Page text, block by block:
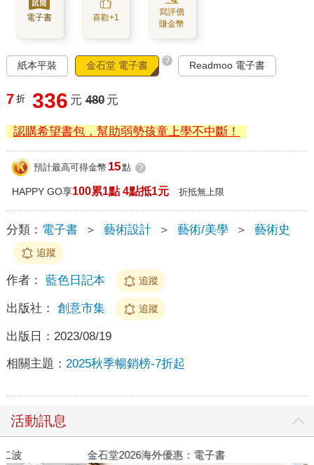
電子書 喜歡+1
寫評價
賺金幣
紙本平裝 金石堂 電子書 ? Readmoo 電子書
7 折 336 元 480 元
認購希望書包，幫助弱勢孩童上學不中斷！
預計最高可得金幣 15點 ?
HAPPY GO享100累1點 4點抵1元 折抵無上限
分類： 電子書 ＞ 藝術設計 ＞ 藝術/美學 ＞ 藝術史
追蹤
作者： 藍色日記本 追蹤
出版社： 創意市集 追蹤
出版日： 2023/08/19
相關主題： 2025秋季暢銷榜-7折起
活動訊息
金石堂2026海外優惠：電子書